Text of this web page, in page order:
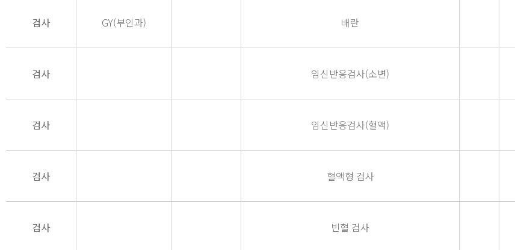
검사 GY(부인과) 배란
검사 임신반응검사(소변)
검사 임신반응검사(혈액)
검사 혈액형 검사
검사 빈혈 검사